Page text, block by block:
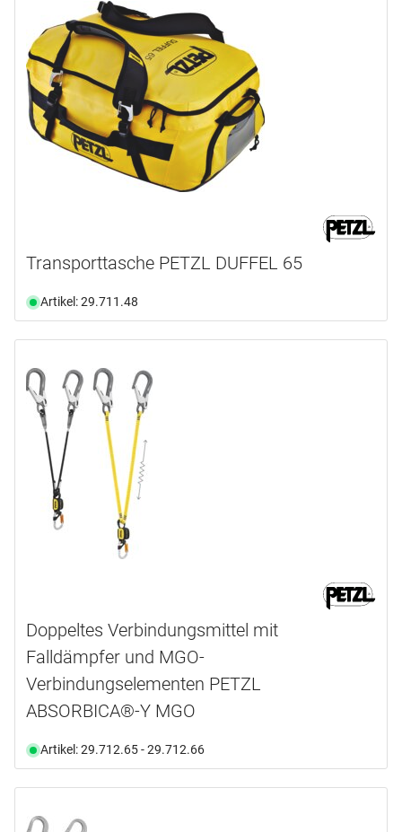
Transporttasche PETZL DUFFEL 65
Artikel: 29.711.48
Doppeltes Verbindungsmittel mit
Falldämpfer und MGO-
Verbindungselementen PETZL
ABSORBICA®-Y MGO
Artikel: 29.712.65 - 29.712.66